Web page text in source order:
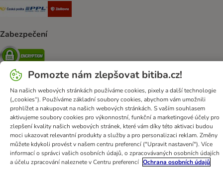
Česká pošta Shipping Method
PPL Shipping Method
Zabezpečení
Security
Obchodní podmínky Ochrana osobních údajů
Likvidace baterií
Impressum
DSA Newsletter
Poštovné a dodací termín
Způsob platby
Formulář na odstoupení od smlouvy
Věrnostní karta
Prohlášení o přístupnosti
bitiba GmbH 2026
Pomozte nám zlepšovat bitiba.cz!
Na našich webových stránkách používáme cookies, pixely a další technologie
(„cookies“). Používáme základní soubory cookies, abychom vám umožnili
prohlížet a nakupovat na našich webových stránkách. S vaším souhlasem
aktivujeme soubory cookies pro výkonnostní, funkční a marketingové účely pro
zlepšení kvality našich webových stránek, které vám díky této aktivaci budou
moci ukazovat relevantní produkty a služby a pro personalizaci reklam. Změny
můžete kdykoli provést v našem centru preferencí ("Upravit nastavení"). Více
informací o správci vašich osobních údajů, o zpracovávaných osobních údajích
a účelu zpracování naleznete v Centru preferencí Ochrana osobních údajů